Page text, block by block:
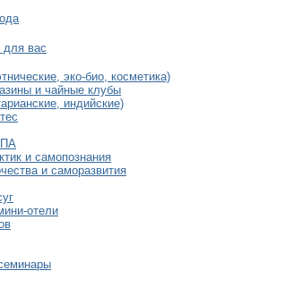
для вас
эко-био, косметика)
и чайные клубы
индийские)
и самопознания
и саморазвития
отели